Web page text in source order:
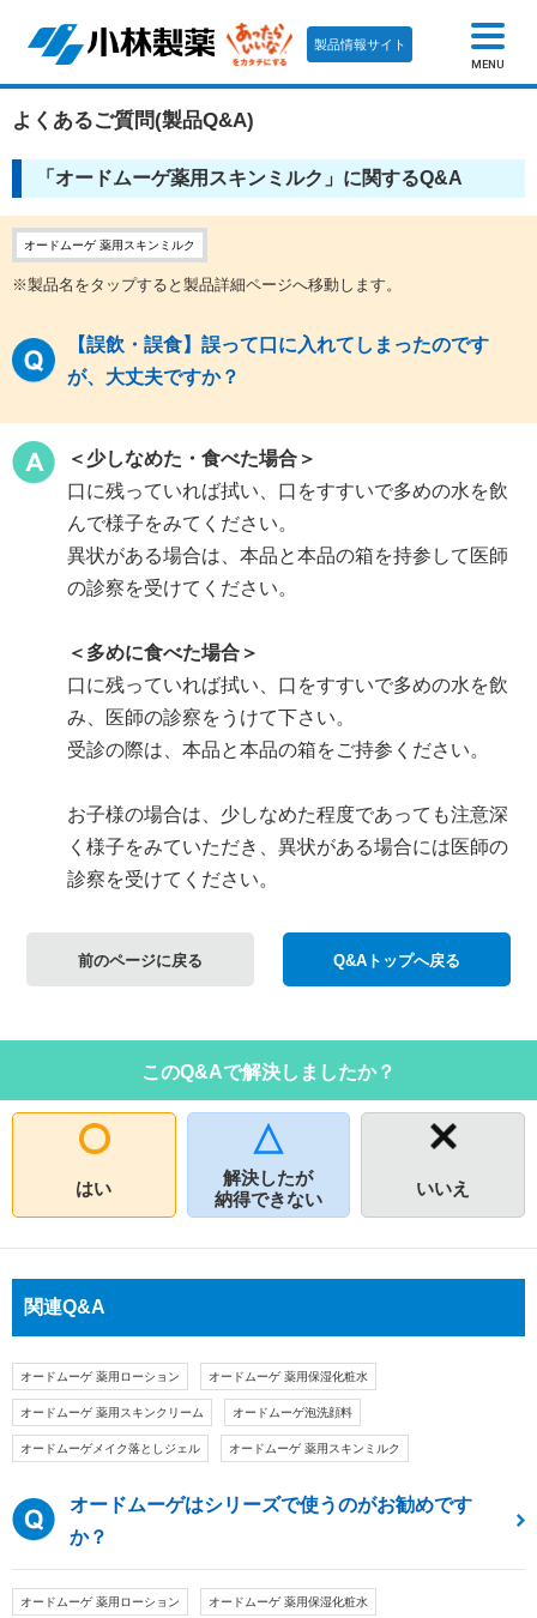
製品情報サイト
MENU
よくあるご質問(製品Q&A)
「オードムーゲ薬用スキンミルク」に関するQ&A
オードムーゲ 薬用スキンミルク
※製品名をタップすると製品詳細ページへ移動します。
【誤飲・誤食】誤って口に入れてしまったのです
が、大丈夫ですか？
＜少しなめた・食べた場合＞
口に残っていれば拭い、口をすすいで多めの水を飲
んで様子をみてください。
異状がある場合は、本品と本品の箱を持参して医師
の診察を受けてください。
＜多めに食べた場合＞
口に残っていれば拭い、口をすすいで多めの水を飲
み、医師の診察をうけて下さい。
受診の際は、本品と本品の箱をご持参ください。
お子様の場合は、少しなめた程度であっても注意深
く様子をみていただき、異状がある場合には医師の
診察を受けてください。
前のページに戻る Q&Aトップへ戻る
このQ&Aで解決しましたか？
はい
解決したが
納得できない
いいえ
関連Q&A
オードムーゲ 薬用ローション オードムーゲ 薬用保湿化粧水
オードムーゲ 薬用スキンクリーム オードムーゲ泡洗顔料
オードムーゲメイク落としジェル オードムーゲ 薬用スキンミルク
オードムーゲはシリーズで使うのがお勧めです
か？
オードムーゲ 薬用ローション オードムーゲ 薬用保湿化粧水